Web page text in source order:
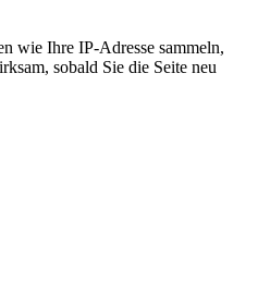
wie Ihre IP-Adresse sammeln,
sobald Sie die Seite neu